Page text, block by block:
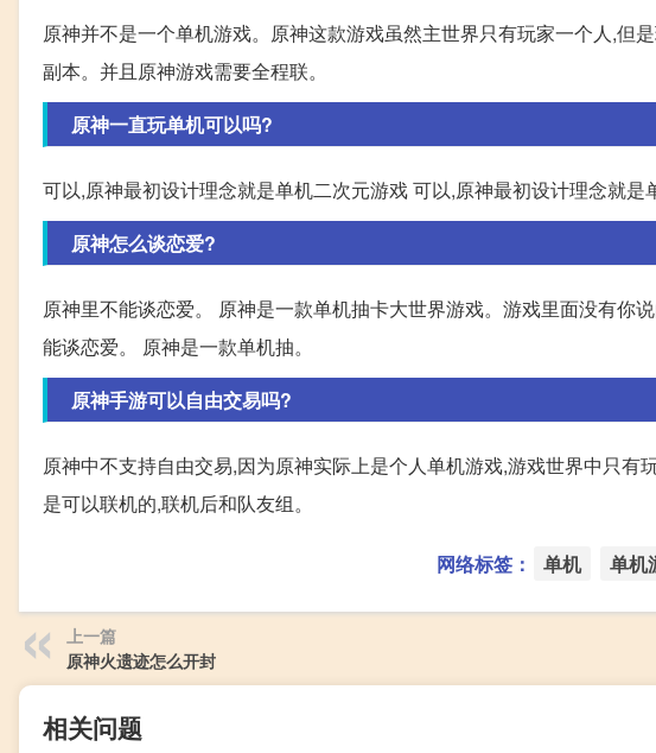
原神并不是一个单机游戏。原神这款游戏虽然主世界只有玩家一个人,但
副本。并且原神游戏需要全程联。
原神一直玩单机可以吗?
可以,原神最初设计理念就是单机二次元游戏 可以,原神最初设计理念就是
原神怎么谈恋爱?
原神里不能谈恋爱。 原神是一款单机抽卡大世界游戏。游戏里面没有你
能谈恋爱。 原神是一款单机抽。
原神手游可以自由交易吗?
原神中不支持自由交易,因为原神实际上是个人单机游戏,游戏世界中只
是可以联机的,联机后和队友组。
网络标签： 单机 单机
上一篇
原神火遗迹怎么开封
相关问题